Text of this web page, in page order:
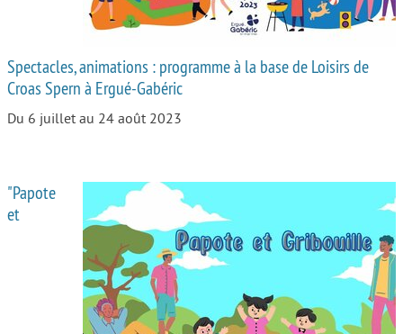
Spectacles, animations : programme à la base de Loisirs de
Croas Spern à Ergué-Gabéric
Du 6 juillet au 24 août 2023
"Papote
et